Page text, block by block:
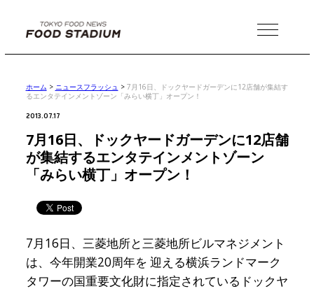
MENU
ホーム > ニュースフラッシュ > 7月16日、ドックヤードガーデンに12店舗が集結す
るエンタテインメントゾーン「みらい横丁」オープン！
2013.07.17
7月16日、ドックヤードガーデンに12店舗
が集結するエンタテインメントゾーン
「みらい横丁」オープン！
7月16日、三菱地所と三菱地所ビルマネジメント
は、今年開業20周年を 迎える横浜ランドマーク
タワーの国重要文化財に指定されているドックヤ